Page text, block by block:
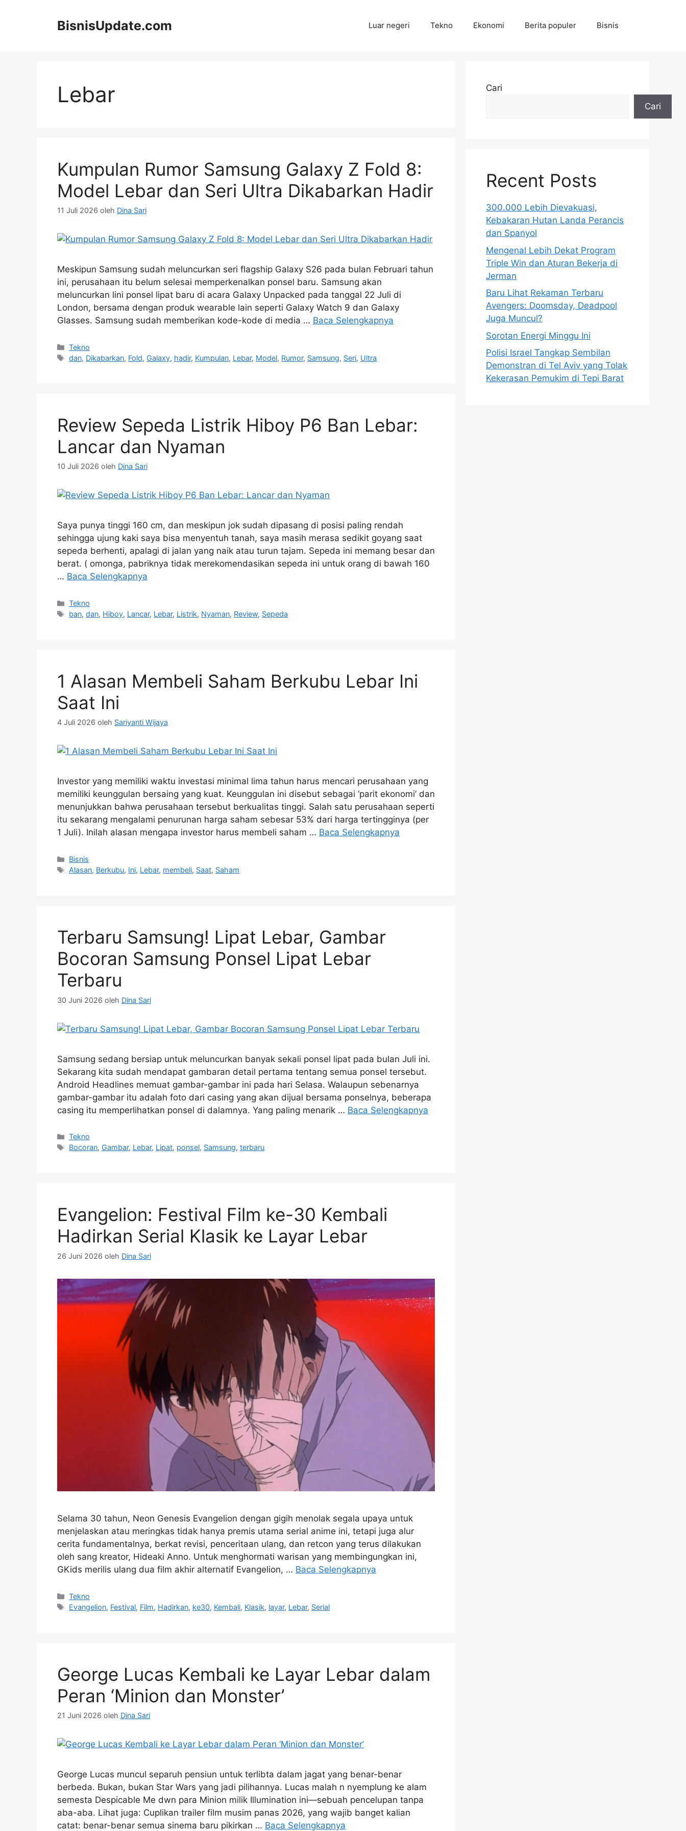
BisnisUpdate.com Luar negeri Tekno Ekonomi Berita populer Bisnis
Lebar
Kumpulan Rumor Samsung Galaxy Z Fold 8:
Model Lebar dan Seri Ultra Dikabarkan Hadir
11 Juli 2026 oleh Dina Sari
Meskipun Samsung sudah meluncurkan seri flagship Galaxy S26 pada bulan Februari tahun
ini, perusahaan itu belum selesai memperkenalkan ponsel baru. Samsung akan
meluncurkan lini ponsel lipat baru di acara Galaxy Unpacked pada tanggal 22 Juli di
London, bersama dengan produk wearable lain seperti Galaxy Watch 9 dan Galaxy
Glasses. Samsung sudah memberikan kode-kode di media … Baca Selengkapnya
Kategori
Tekno
Tag
dan, Dikabarkan, Fold, Galaxy, hadir, Kumpulan, Lebar, Model, Rumor, Samsung, Seri, Ultra
Review Sepeda Listrik Hiboy P6 Ban Lebar:
Lancar dan Nyaman
10 Juli 2026 oleh Dina Sari
Saya punya tinggi 160 cm, dan meskipun jok sudah dipasang di posisi paling rendah
sehingga ujung kaki saya bisa menyentuh tanah, saya masih merasa sedikit goyang saat
sepeda berhenti, apalagi di jalan yang naik atau turun tajam. Sepeda ini memang besar dan
berat. ( omonga, pabriknya tidak merekomendasikan sepeda ini untuk orang di bawah 160
… Baca Selengkapnya
Kategori
Tekno
Tag
ban,dan, Hiboy, Lancar, Lebar, Listrik, Nyaman, Review, Sepeda
1 Alasan Membeli Saham Berkubu Lebar Ini
Saat Ini
4 Juli 2026 oleh Sariyanti Wijaya
Investor yang memiliki waktu investasi minimal lima tahun harus mencari perusahaan yang
memiliki keunggulan bersaing yang kuat. Keunggulan ini disebut sebagai ‘parit ekonomi’ dan
menunjukkan bahwa perusahaan tersebut berkualitas tinggi. Salah satu perusahaan seperti
itu sekarang mengalami penurunan harga saham sebesar 53% dari harga tertingginya (per
1 Juli). Inilah alasan mengapa investor harus membeli saham … Baca Selengkapnya
Kategori
Bisnis
Tag
Alasan, Berkubu, Ini, Lebar, membeli, Saat, Saham
Terbaru Samsung! Lipat Lebar, Gambar
Bocoran Samsung Ponsel Lipat Lebar
Terbaru
30 Juni 2026 oleh Dina Sari
Samsung sedang bersiap untuk meluncurkan banyak sekali ponsel lipat pada bulan Juli ini.
Sekarang kita sudah mendapat gambaran detail pertama tentang semua ponsel tersebut.
Android Headlines memuat gambar-gambar ini pada hari Selasa. Walaupun sebenarnya
gambar-gambar itu adalah foto dari casing yang akan dijual bersama ponselnya, beberapa
casing itu memperlihatkan ponsel di dalamnya. Yang paling menarik … Baca Selengkapnya
Kategori
Tekno
Tag
Bocoran, Gambar, Lebar, Lipat, ponsel, Samsung,terbaru
Evangelion: Festival Film ke-30 Kembali
Hadirkan Serial Klasik ke Layar Lebar
26 Juni 2026 oleh Dina Sari
Selama 30 tahun, Neon Genesis Evangelion dengan gigih menolak segala upaya untuk
menjelaskan atau meringkas tidak hanya premis utama serial anime ini, tetapi juga alur
cerita fundamentalnya, berkat revisi, penceritaan ulang, dan retcon yang terus dilakukan
oleh sang kreator, Hideaki Anno. Untuk menghormati warisan yang membingungkan ini,
GKids merilis ulang dua film akhir alternatif Evangelion, … Baca Selengkapnya
Kategori
Tekno
Tag
Evangelion, Festival, Film, Hadirkan, ke30, Kembali, Klasik, layar, Lebar, Serial
George Lucas Kembali ke Layar Lebar dalam
Peran ‘Minion dan Monster’
21 Juni 2026 oleh Dina Sari
George Lucas muncul separuh pensiun untuk terlibta dalam jagat yang benar-benar
berbeda. Bukan, bukan Star Wars yang jadi pilihannya. Lucas malah n nyemplung ke alam
semesta Despicable Me dwn para Minion milik Illumination ini—sebuah pencelupan tanpa
aba-aba. Lihat juga: Cuplikan trailer film musim panas 2026, yang wajib banget kalian
catat: benar-benar semua sinema baru pikirkan … Baca Selengkapnya
Cari
Cari
Recent Posts
300.000 Lebih Dievakuasi,
Kebakaran Hutan Landa Perancis
dan Spanyol
Mengenal Lebih Dekat Program
Triple Win dan Aturan Bekerja di
Jerman
Baru Lihat Rekaman Terbaru
Avengers: Doomsday, Deadpool
Juga Muncul?
Sorotan Energi Minggu Ini
Polisi Israel Tangkap Sembilan
Demonstran di Tel Aviv yang Tolak
Kekerasan Pemukim di Tepi Barat